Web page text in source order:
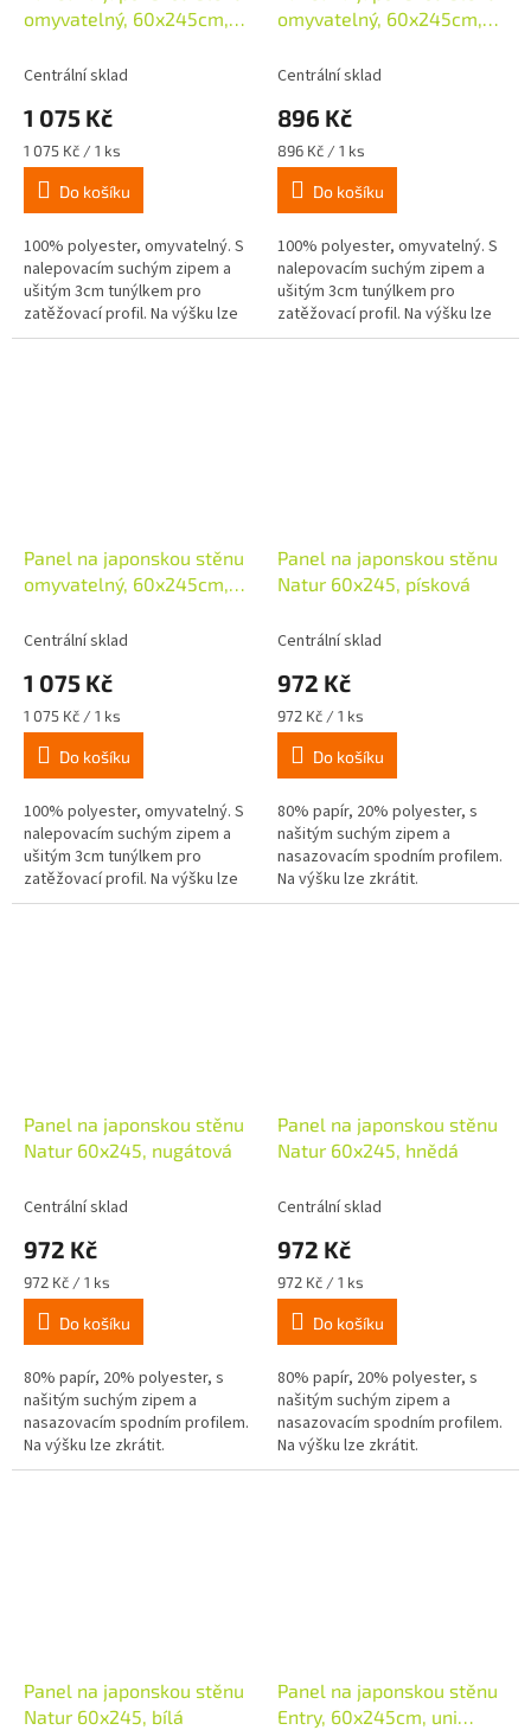
omyvatelný, 60x245cm,
Centrální sklad
1 075 Kč
Měrná
cena:
1 075 Kč / 1 ks
Do košíku
100% polyester, omyvatelný. S
nalepovacím suchým zipem a
ušitým 3cm tunýlkem pro
zatěžovací profil. Na výšku lze
zkrátit.
omyvatelný, 60x245cm,
Centrální sklad
896 Kč
Měrná
cena:
896 Kč / 1 ks
Do košíku
100% polyester, omyvatelný. S
nalepovacím suchým zipem a
ušitým 3cm tunýlkem pro
zatěžovací profil. Na výšku lze
zkrátit.
Panel na japonskou stěnu
omyvatelný, 60x245cm,
Centrální sklad
1 075 Kč
Měrná
cena:
1 075 Kč / 1 ks
Do košíku
100% polyester, omyvatelný. S
nalepovacím suchým zipem a
ušitým 3cm tunýlkem pro
zatěžovací profil. Na výšku lze
zkrátit.
Panel na japonskou stěnu
Natur 60x245, písková
Centrální sklad
972 Kč
Měrná
cena:
972 Kč / 1 ks
Do košíku
80% papír, 20% polyester, s
našitým suchým zipem a
nasazovacím spodním profilem.
Na výšku lze zkrátit.
Panel na japonskou stěnu
Natur 60x245, nugátová
Centrální sklad
972 Kč
Měrná
cena:
972 Kč / 1 ks
Do košíku
80% papír, 20% polyester, s
našitým suchým zipem a
nasazovacím spodním profilem.
Na výšku lze zkrátit.
Panel na japonskou stěnu
Natur 60x245, hnědá
Centrální sklad
972 Kč
Měrná
cena:
972 Kč / 1 ks
Do košíku
80% papír, 20% polyester, s
našitým suchým zipem a
nasazovacím spodním profilem.
Na výšku lze zkrátit.
Panel na japonskou stěnu
Natur 60x245, bílá
Panel na japonskou stěnu
Entry, 60x245cm, uni